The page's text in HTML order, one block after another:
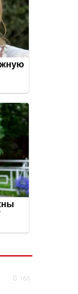
165